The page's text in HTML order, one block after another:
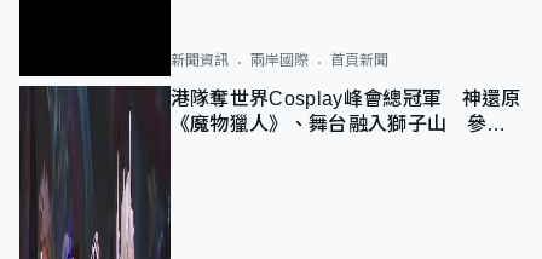
新聞資訊 兩岸國際 首頁新聞
港隊奪世界Cosplay峰會總冠軍 神還原
《魔物獵人》、舞台融入獅子山 參賽